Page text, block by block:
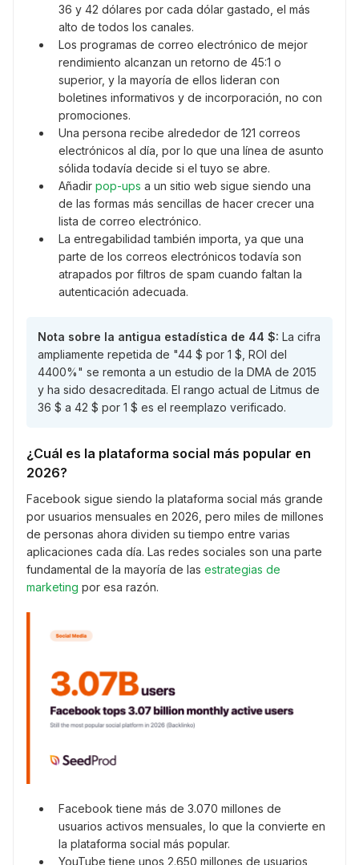
36 y 42 dólares por cada dólar gastado, el más
alto de todos los canales.
Los programas de correo electrónico de mejor
rendimiento alcanzan un retorno de 45:1 o
superior, y la mayoría de ellos lideran con
boletines informativos y de incorporación, no con
promociones.
Una persona recibe alrededor de 121 correos
electrónicos al día, por lo que una línea de asunto
sólida todavía decide si el tuyo se abre.
Añadir pop-ups a un sitio web sigue siendo una
de las formas más sencillas de hacer crecer una
lista de correo electrónico.
La entregabilidad también importa, ya que una
parte de los correos electrónicos todavía son
atrapados por filtros de spam cuando faltan la
autenticación adecuada.
Nota sobre la antigua estadística de 44 $: La cifra
ampliamente repetida de "44 $ por 1 $, ROI del
4400%" se remonta a un estudio de la DMA de 2015
y ha sido desacreditada. El rango actual de Litmus de
36 $ a 42 $ por 1 $ es el reemplazo verificado.
¿Cuál es la plataforma social más popular en
2026?
Facebook sigue siendo la plataforma social más grande
por usuarios mensuales en 2026, pero miles de millones
de personas ahora dividen su tiempo entre varias
aplicaciones cada día. Las redes sociales son una parte
fundamental de la mayoría de las estrategias de
marketing por esa razón.
Facebook tiene más de 3.070 millones de
usuarios activos mensuales, lo que la convierte en
la plataforma social más popular.
YouTube tiene unos 2.650 millones de usuarios,